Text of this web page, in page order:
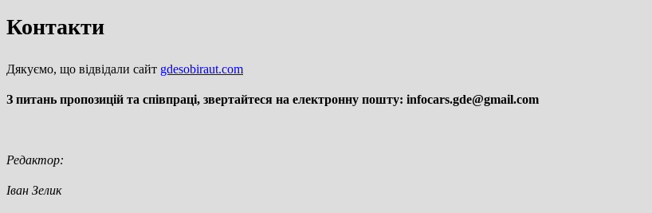
Контакти
Дякуємо, що відвідали сайт gdesobiraut.com
З питань пропозицій та співпраці, звертайтеся на електронну пошту: infocars.gde@gmail.com
Редактор:
Іван Зелик